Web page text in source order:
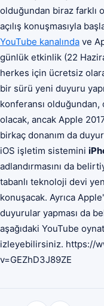
olduğundan biraz farklı
açılış konuşmasıyla
YouTube kanalında ve
günlük etkinlik (22
herkes için ücretsiz
bir sürü yeni duyuru
konferansı olduğundan,
olacak, ancak Apple
birkaç donanım da
iOS işletim sistemini
adlandırmasını da
tabanlı teknoloji devi
konuşacak. Ayrıca
duyurular yapması da
aşağıdaki YouTube
izleyebilirsiniz. https://
v=GEZhD3J89ZE